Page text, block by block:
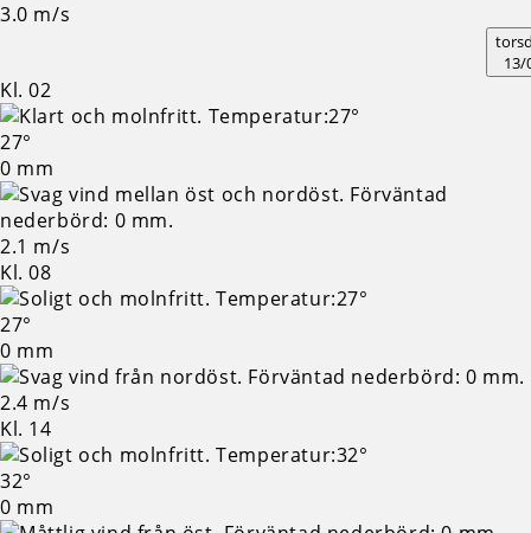
3.0 m/s
13/
Kl. 02
27°
0 mm
2.1 m/s
Kl. 08
27°
0 mm
2.4 m/s
Kl. 14
32°
0 mm